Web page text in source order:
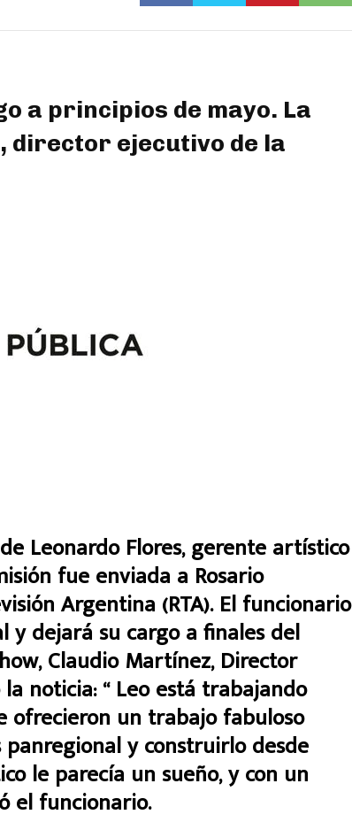
a principios de mayo. La
director ejecutivo de la
Leonardo Flores, gerente artístico
fue enviada a Rosario
Argentina (RTA). El funcionario
y dejará su cargo a finales del
Claudio Martínez, Director
noticia: “ Leo está trabajando
ofrecieron un trabajo fabuloso
y construirlo desde
le parecía un sueño, y con un
el funcionario.